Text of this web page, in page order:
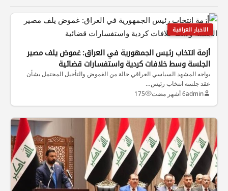
الاخبار العراقية
أزمة انتخاب رئيس الجمهورية في العراق: غموض يلف مصير
الجلسة وسط خلافات كردية واستفسارات قضائية
يواجه المشهد السياسي العراقي حالة من الغموض والتأجيل المحتمل بشأن
عقد جلسة انتخاب رئيس…
admin6 أشهر مضت 175